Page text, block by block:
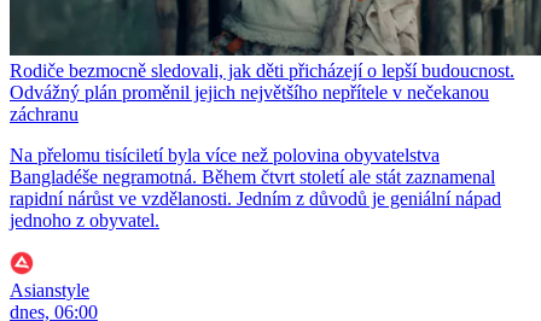
Rodiče bezmocně sledovali, jak děti přicházejí o lepší budoucnost.
Odvážný plán proměnil jejich největšího nepřítele v nečekanou
záchranu
Na přelomu tisíciletí byla více než polovina obyvatelstva
Bangladéše negramotná. Během čtvrt století ale stát zaznamenal
rapidní nárůst ve vzdělanosti. Jedním z důvodů je geniální nápad
jednoho z obyvatel.
Asianstyle
dnes, 06:00